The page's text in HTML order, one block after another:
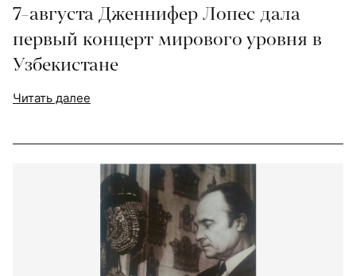
7-августа Дженнифер Лопес дала
первый концерт мирового уровня в
Узбекистане
Читать далее